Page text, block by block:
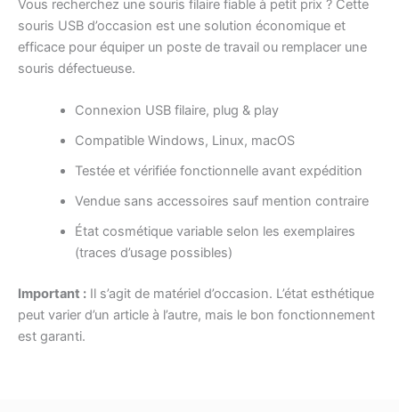
Vous recherchez une souris filaire fiable à petit prix ? Cette
souris USB d’occasion est une solution économique et
efficace pour équiper un poste de travail ou remplacer une
souris défectueuse.
Connexion USB filaire, plug & play
Compatible Windows, Linux, macOS
Testée et vérifiée fonctionnelle avant expédition
Vendue sans accessoires sauf mention contraire
État cosmétique variable selon les exemplaires
(traces d’usage possibles)
Important : Il s’agit de matériel d’occasion. L’état esthétique
peut varier d’un article à l’autre, mais le bon fonctionnement
est garanti.